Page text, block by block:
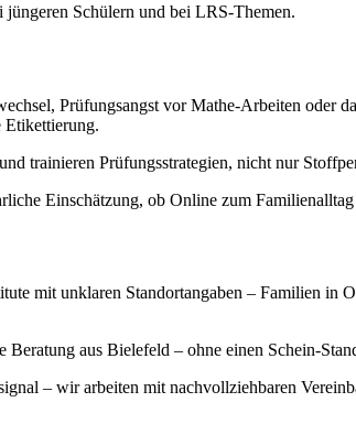
Schülern und bei LRS-Themen.
Prüfungsangst vor Mathe-Arbeiten oder
Etikettierung.
trainieren Prüfungsstrategien, nicht nur
Einschätzung, ob Online zum Familienalltag
mit unklaren Standortangaben – Familien in
aus Bielefeld – ohne einen Schein-
– wir arbeiten mit nachvollziehbaren